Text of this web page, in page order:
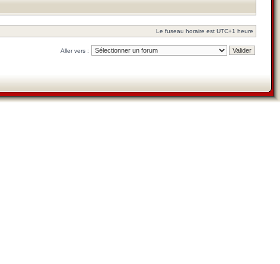
Le fuseau horaire est UTC+1 heure
Aller vers :